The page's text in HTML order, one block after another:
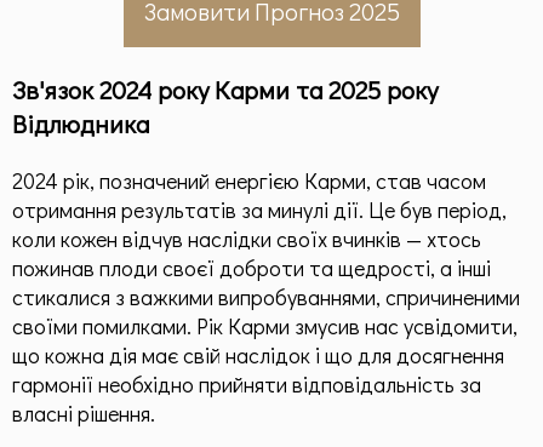
Ресурсні статті по Матриці Долі
Загальна інформація
Здоров'я
Додаткові матеріали
Чек-листи
Контакти
Замовити Прогноз 2025
Зв'язок 2024 року Карми та 2025 року
Відлюдника
2024 рік, позначений енергією Карми, став часом
отримання результатів за минулі дії. Це був період,
коли кожен відчув наслідки своїх вчинків — хтось
пожинав плоди своєї доброти та щедрості, а інші
стикалися з важкими випробуваннями, спричиненими
своїми помилками. Рік Карми змусив нас усвідомити,
що кожна дія має свій наслідок і що для досягнення
гармонії необхідно прийняти відповідальність за
власні рішення.